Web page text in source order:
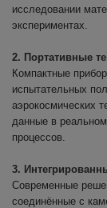
исследовании
экспериментах.
2. Портативные
Компактные
испытательных
аэрокосмических
данные в
процессов.
3.
Современные
соединённые с